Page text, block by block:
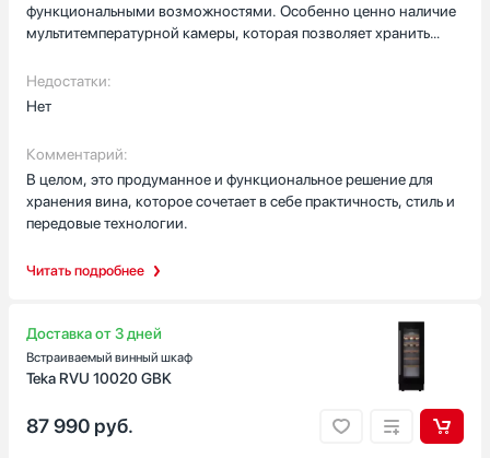
Болгария
Германия
Гонконг
Гарантия, мес
24
Читать подробнее
функциональными возможностями. Особенно ценно наличие
мультитемпературной камеры, которая позволяет хранить
режимах. Это значительно расширяет возможности для
коллекционеров и ценителей вина.Встроенный термостат даёт
Вместимость в 41 бутылку оказалась идеальной для моей
коллекции – достаточно места для хранения как основных
запасов, так и редких экземпляров.Дизайн устройства
продуман до мелочей: светодиодное освещение не только
элегантный внешний вид. Деревянные регулируемые полки не
интерьера.Управление шкафом максимально простое
благодаря современному сенсорному дисплею, что делает
эксплуатацию максимально комфортной. Дополнительным
которая срабатывает при незакрытой двери – это очень
полезная функция, предотвращающая случайное нарушение
Недостатки:
Нет
Комментарий:
В целом, это продуманное и функциональное решение для
хранения вина, которое сочетает в себе практичность, стиль и
передовые технологии.
Доставка от 3 дней
Встраиваемый винный шкаф
Teka RVU 10020 GBK
87 990 руб.